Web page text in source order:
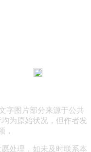
字图片部分来源于公共
为原始状况，但作者发
，
处理，如未及时联系本